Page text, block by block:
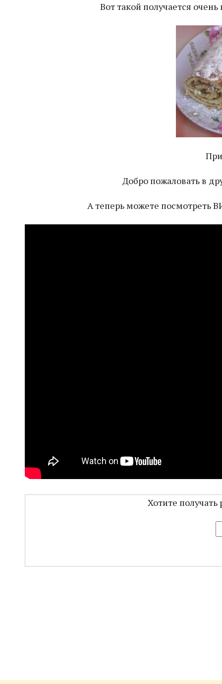
Вот такой получается
Добро пожаловать в
А теперь можете посмотреть
Хотите